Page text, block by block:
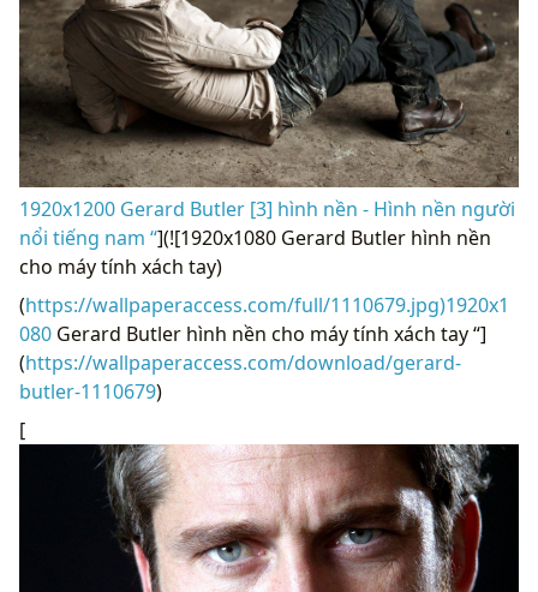
1920x1200 Gerard Butler [3] hình nền - Hình nền người
nổi tiếng nam “](![1920x1080 Gerard Butler hình nền
cho máy tính xách tay)
(https://wallpaperaccess.com/full/1110679.jpg)1920x1
080 Gerard Butler hình nền cho máy tính xách tay “]
(https://wallpaperaccess.com/download/gerard-
butler-1110679)
[